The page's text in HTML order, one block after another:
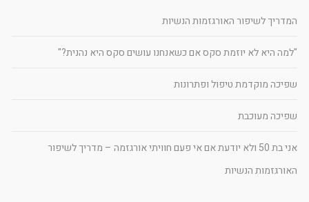
המדריך לשיפור האורגזמות הנשיות
"למה היא לא יוזמת סקס אם כשאנחנו עושים סקס היא נהנית?"
שפיכה מוקדמת טיפול ופתרונות
שפיכה מעוכבת
אני בת 50 ולא יודעת אם אי פעם חוויתי אורגזמה – מדריך לשיפור
האורגזמות הנשיות